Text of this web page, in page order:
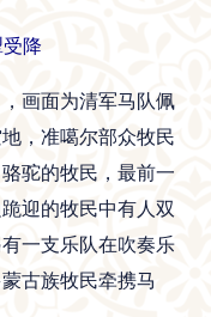
受降
画面为清军马队佩
，准噶尔部众牧民
驼的牧民，最前一
迎的牧民中有人双
一支乐队在吹奏乐
古族牧民牵携马